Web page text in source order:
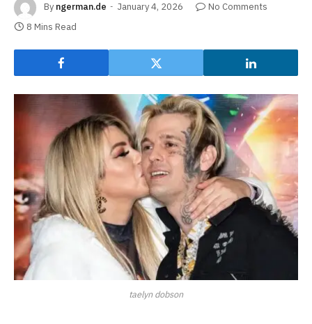
By ngerman.de January 4, 2026
No Comments
8 Mins Read
taelyn dobson